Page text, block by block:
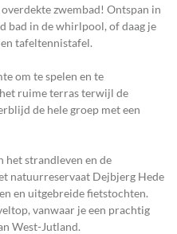
zwembad! Ontspan in
bad in de whirlpool, of daag je
tafeltennistafel.
om te spelen en te
ruime terras terwijl de
de hele groep met een
het strandleven en de
natuurreservaat Dejbjerg Hede
en uitgebreide fietstochten.
vanwaar je een prachtig
West-Jutland.